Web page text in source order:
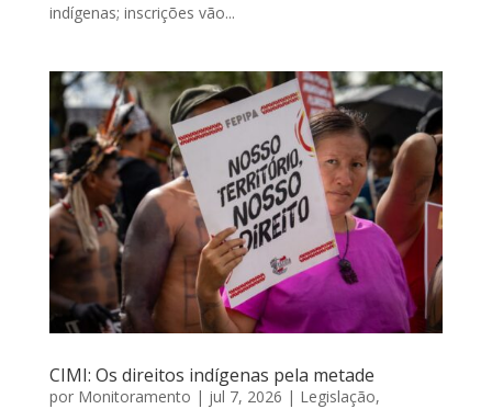
indígenas; inscrições vão...
CIMI: Os direitos indígenas pela metade
por Monitoramento | jul 7, 2026 | Legislação,